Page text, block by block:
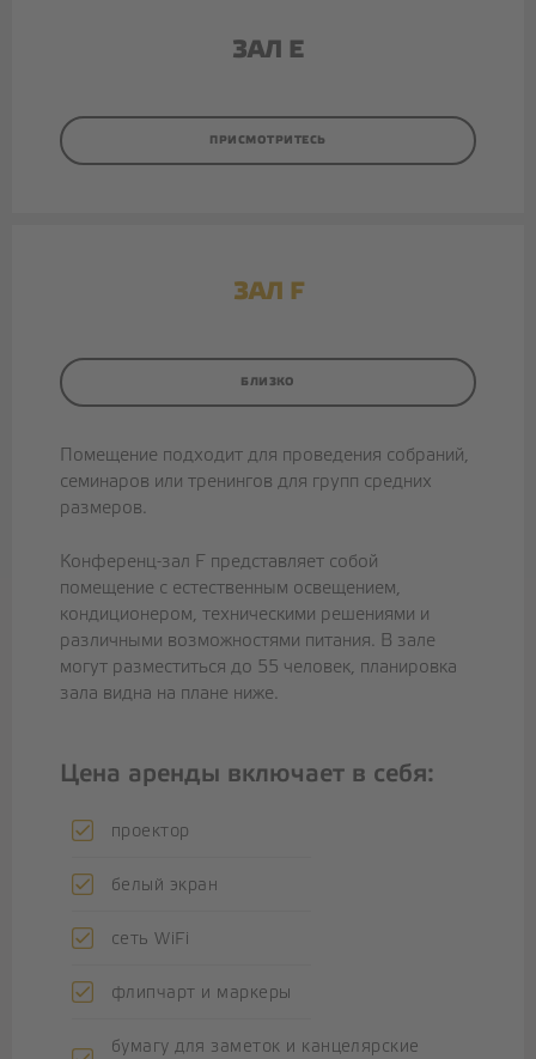
ЗАЛ E
ПРИСМОТРИТЕСЬ
ЗАЛ F
БЛИЗКО
Помещение подходит для проведения собраний,
семинаров или тренингов для групп средних
размеров.
Конференц-зал F представляет собой
помещение с естественным освещением,
кондиционером, техническими решениями и
различными возможностями питания. В зале
могут разместиться до 55 человек, планировка
зала видна на плане ниже.
Цена аренды включает в себя:
проектор
белый экран
сеть WiFi
флипчарт и маркеры
бумагу для заметок и канцелярские